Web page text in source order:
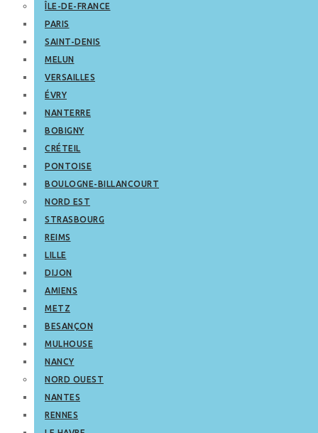
ÎLE-DE-FRANCE
PARIS
SAINT-DENIS
MELUN
VERSAILLES
ÉVRY
NANTERRE
BOBIGNY
CRÉTEIL
PONTOISE
BOULOGNE-BILLANCOURT
NORD EST
STRASBOURG
REIMS
LILLE
DIJON
AMIENS
METZ
BESANÇON
MULHOUSE
NANCY
NORD OUEST
NANTES
RENNES